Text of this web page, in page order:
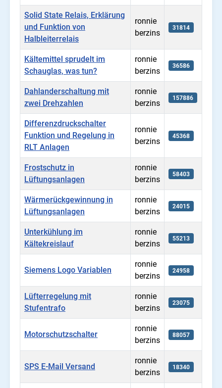
Solid State Relais, Erklärung
und Funktion von
Halbleiterrelais
ronnie
berzins
31814
Kältemittel sprudelt im
Schauglas, was tun?
ronnie
berzins
36586
Dahlanderschaltung mit
zwei Drehzahlen
ronnie
berzins
157886
Differenzdruckschalter
Funktion und Regelung in
RLT Anlagen
ronnie
berzins
45368
Frostschutz in
Lüftungsanlagen
ronnie
berzins
58403
Wärmerückgewinnung in
Lüftungsanlagen
ronnie
berzins
24015
Unterkühlung im
Kältekreislauf
ronnie
berzins
55213
Siemens Logo Variablen
ronnie
berzins
24958
Lüfterregelung mit
Stufentrafo
ronnie
berzins
23075
Motorschutzschalter
ronnie
berzins
88057
SPS E-Mail Versand
ronnie
berzins
18340